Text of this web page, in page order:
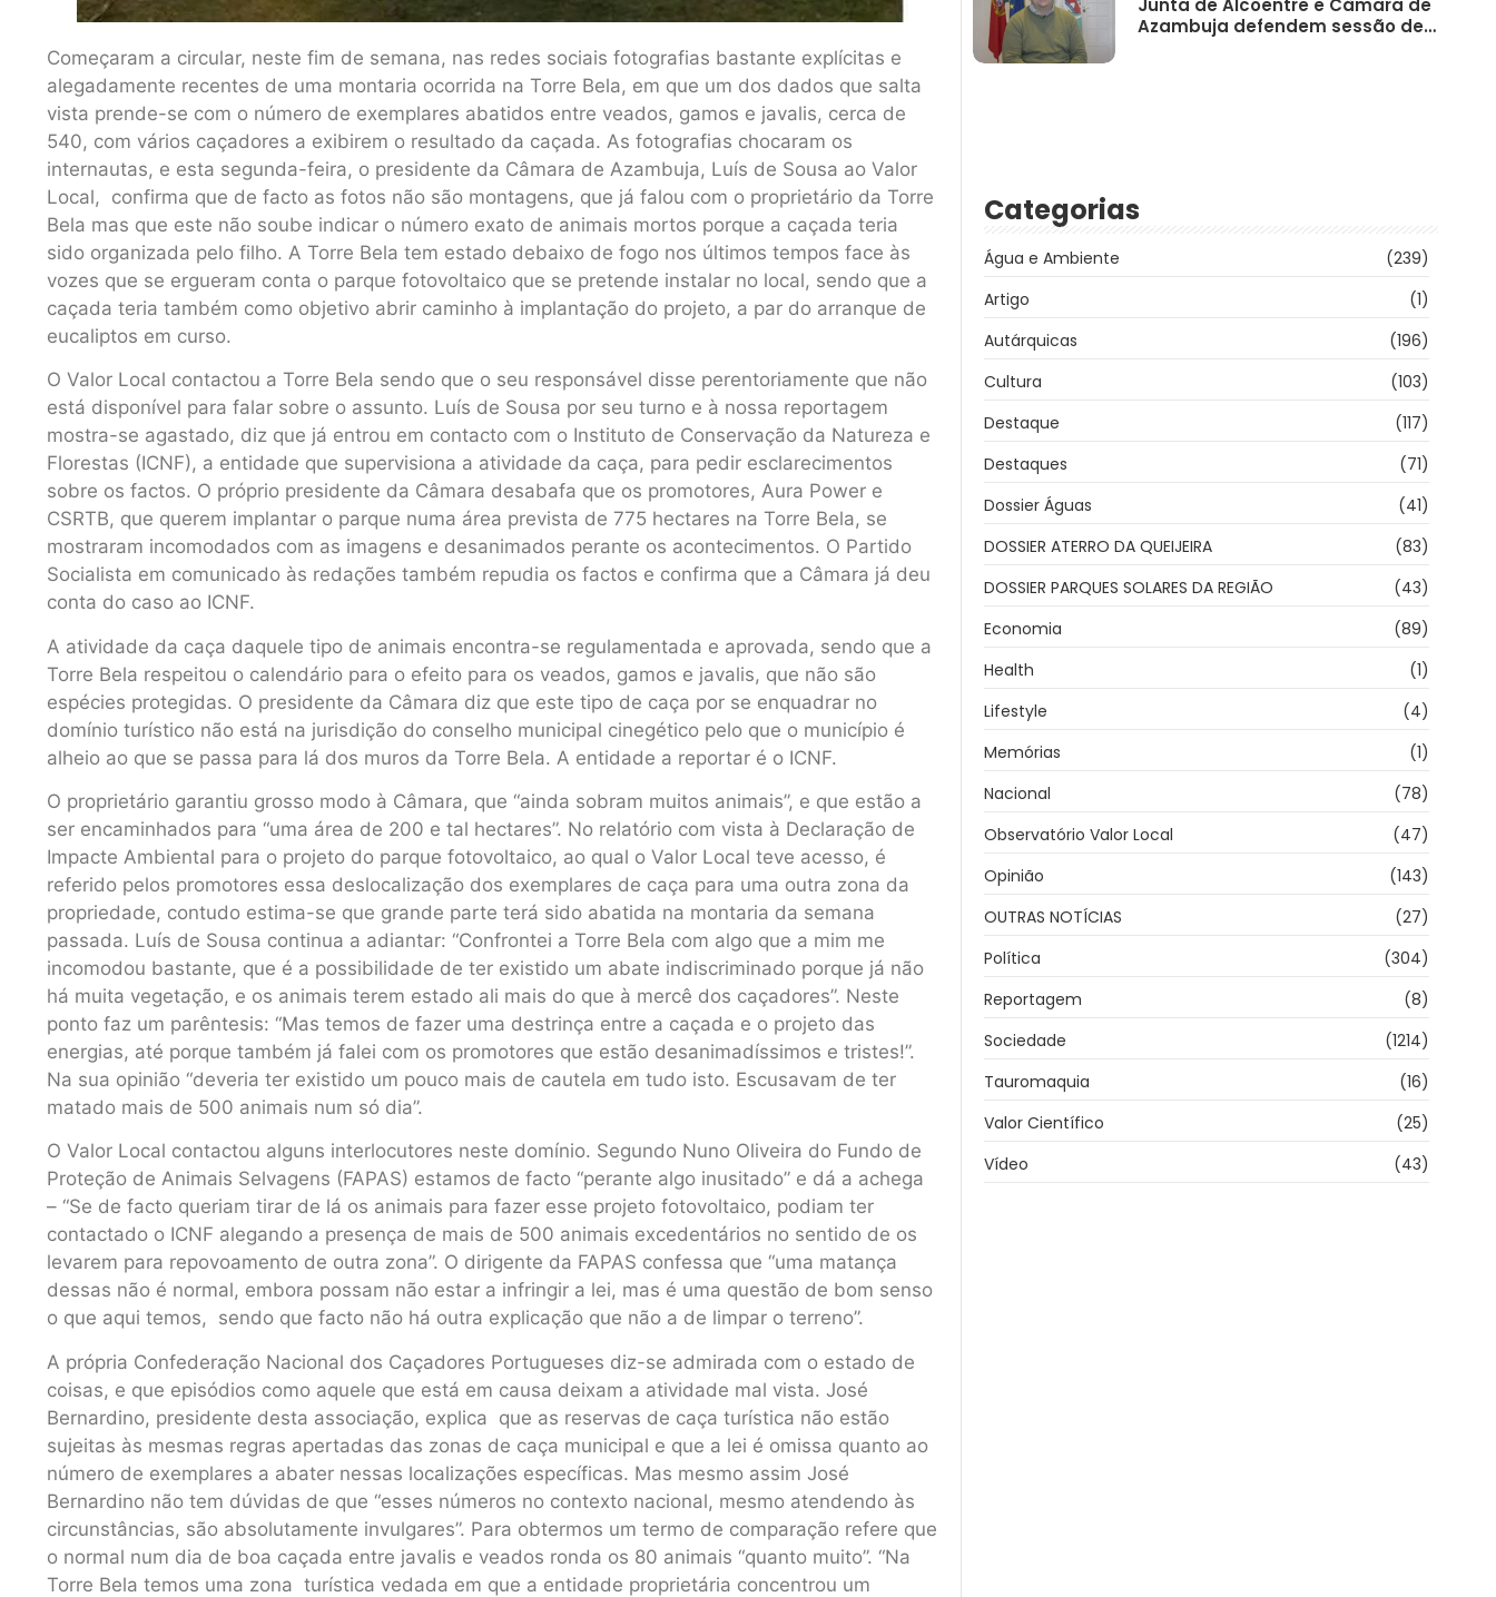
Começaram a circular, neste fim de semana, nas redes sociais fotografias bastante explícitas e
alegadamente recentes de uma montaria ocorrida na Torre Bela, em que um dos dados que salta
vista prende-se com o número de exemplares abatidos entre veados, gamos e javalis, cerca de
540, com vários caçadores a exibirem o resultado da caçada. As fotografias chocaram os
internautas, e esta segunda-feira, o presidente da Câmara de Azambuja, Luís de Sousa ao Valor
Local, confirma que de facto as fotos não são montagens, que já falou com o proprietário da Torre
Bela mas que este não soube indicar o número exato de animais mortos porque a caçada teria
sido organizada pelo filho. A Torre Bela tem estado debaixo de fogo nos últimos tempos face às
vozes que se ergueram conta o parque fotovoltaico que se pretende instalar no local, sendo que a
caçada teria também como objetivo abrir caminho à implantação do projeto, a par do arranque de
eucaliptos em curso.
O Valor Local contactou a Torre Bela sendo que o seu responsável disse perentoriamente que não
está disponível para falar sobre o assunto. Luís de Sousa por seu turno e à nossa reportagem
mostra-se agastado, diz que já entrou em contacto com o Instituto de Conservação da Natureza e
Florestas (ICNF), a entidade que supervisiona a atividade da caça, para pedir esclarecimentos
sobre os factos. O próprio presidente da Câmara desabafa que os promotores, Aura Power e
CSRTB, que querem implantar o parque numa área prevista de 775 hectares na Torre Bela, se
mostraram incomodados com as imagens e desanimados perante os acontecimentos. O Partido
Socialista em comunicado às redações também repudia os factos e confirma que a Câmara já deu
conta do caso ao ICNF.
A atividade da caça daquele tipo de animais encontra-se regulamentada e aprovada, sendo que a
Torre Bela respeitou o calendário para o efeito para os veados, gamos e javalis, que não são
espécies protegidas. O presidente da Câmara diz que este tipo de caça por se enquadrar no
domínio turístico não está na jurisdição do conselho municipal cinegético pelo que o município é
alheio ao que se passa para lá dos muros da Torre Bela. A entidade a reportar é o ICNF.
O proprietário garantiu grosso modo à Câmara, que “ainda sobram muitos animais”, e que estão a
ser encaminhados para “uma área de 200 e tal hectares”. No relatório com vista à Declaração de
Impacte Ambiental para o projeto do parque fotovoltaico, ao qual o Valor Local teve acesso, é
referido pelos promotores essa deslocalização dos exemplares de caça para uma outra zona da
propriedade, contudo estima-se que grande parte terá sido abatida na montaria da semana
passada. Luís de Sousa continua a adiantar: “Confrontei a Torre Bela com algo que a mim me
incomodou bastante, que é a possibilidade de ter existido um abate indiscriminado porque já não
há muita vegetação, e os animais terem estado ali mais do que à mercê dos caçadores”. Neste
ponto faz um parêntesis: “Mas temos de fazer uma destrinça entre a caçada e o projeto das
energias, até porque também já falei com os promotores que estão desanimadíssimos e tristes!”.
Na sua opinião “deveria ter existido um pouco mais de cautela em tudo isto. Escusavam de ter
matado mais de 500 animais num só dia”.
O Valor Local contactou alguns interlocutores neste domínio. Segundo Nuno Oliveira do Fundo de
Proteção de Animais Selvagens (FAPAS) estamos de facto “perante algo inusitado” e dá a achega
– “Se de facto queriam tirar de lá os animais para fazer esse projeto fotovoltaico, podiam ter
contactado o ICNF alegando a presença de mais de 500 animais excedentários no sentido de os
levarem para repovoamento de outra zona”. O dirigente da FAPAS confessa que “uma matança
dessas não é normal, embora possam não estar a infringir a lei, mas é uma questão de bom senso
o que aqui temos, sendo que facto não há outra explicação que não a de limpar o terreno”.
A própria Confederação Nacional dos Caçadores Portugueses diz-se admirada com o estado de
coisas, e que episódios como aquele que está em causa deixam a atividade mal vista. José
Bernardino, presidente desta associação, explica que as reservas de caça turística não estão
sujeitas às mesmas regras apertadas das zonas de caça municipal e que a lei é omissa quanto ao
número de exemplares a abater nessas localizações específicas. Mas mesmo assim José
Bernardino não tem dúvidas de que “esses números no contexto nacional, mesmo atendendo às
circunstâncias, são absolutamente invulgares”. Para obtermos um termo de comparação refere que
o normal num dia de boa caçada entre javalis e veados ronda os 80 animais “quanto muito”. “Na
Torre Bela temos uma zona turística vedada em que a entidade proprietária concentrou um
Junta de Alcoentre e Câmara de
Azambuja defendem sessão de…
Categorias
Água e Ambiente
(239)
Artigo
(1)
Autárquicas
(196)
Cultura
(103)
Destaque
(117)
Destaques
(71)
Dossier Águas
(41)
DOSSIER ATERRO DA QUEIJEIRA
(83)
DOSSIER PARQUES SOLARES DA REGIÃO
(43)
Economia
(89)
Health
(1)
Lifestyle
(4)
Memórias
(1)
Nacional
(78)
Observatório Valor Local
(47)
Opinião
(143)
OUTRAS NOTÍCIAS
(27)
Política
(304)
Reportagem
(8)
Sociedade
(1214)
Tauromaquia
(16)
Valor Científico
(25)
Vídeo
(43)